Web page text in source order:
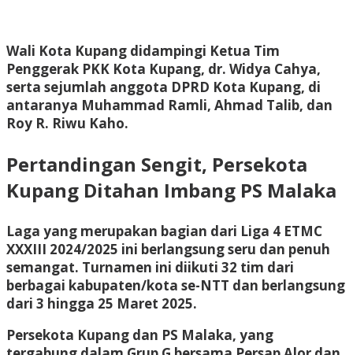
Wali Kota Kupang didampingi Ketua Tim
Penggerak PKK Kota Kupang, dr. Widya Cahya,
serta sejumlah anggota DPRD Kota Kupang, di
antaranya Muhammad Ramli, Ahmad Talib, dan
Roy R. Riwu Kaho.
Pertandingan Sengit, Persekota
Kupang Ditahan Imbang PS Malaka
Laga yang merupakan bagian dari Liga 4 ETMC
XXXIII 2024/2025 ini berlangsung seru dan penuh
semangat. Turnamen ini diikuti 32 tim dari
berbagai kabupaten/kota se-NTT dan berlangsung
dari 3 hingga 25 Maret 2025.
Persekota Kupang dan PS Malaka, yang